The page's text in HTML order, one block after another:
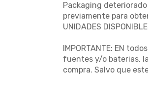
Packaging
previamente para
UNIDADES
IMPORTANTE: EN
fuentes y/o baterias,
compra. Salvo que